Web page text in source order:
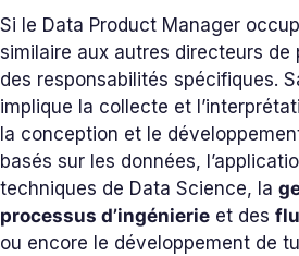
Si le Data Product Manager
similaire aux autres directeurs de
des responsabilités spécifiques.
implique la collecte et
la conception et le
basés sur les données,
techniques de Data Science, la
processus d’ingénierie et des
ou encore le développement de